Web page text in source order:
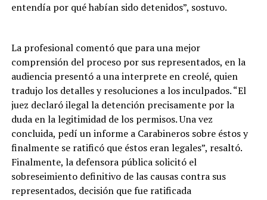
entendía por qué habían sido detenidos”, sostuvo.
La profesional comentó que para una mejor
comprensión del proceso por sus representados, en la
audiencia presentó a una interprete en creolé, quien
tradujo los detalles y resoluciones a los inculpados. “El
juez declaró ilegal la detención precisamente por la
duda en la legitimidad de los permisos. Una vez
concluida, pedí un informe a Carabineros sobre éstos y
finalmente se ratificó que éstos eran legales”, resaltó.
Finalmente, la defensora pública solicitó el
sobreseimiento definitivo de las causas contra sus
representados, decisión que fue ratificada